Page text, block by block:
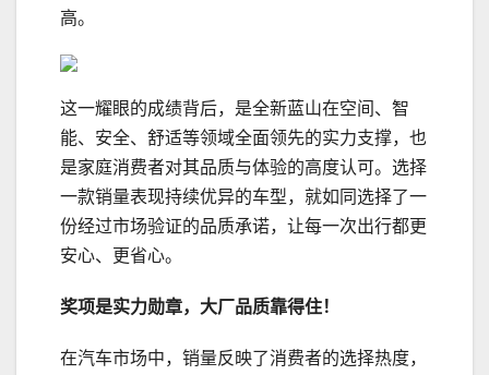
高。
这一耀眼的成绩背后，是全新蓝山在空间、智
能、安全、舒适等领域全面领先的实力支撑，也
是家庭消费者对其品质与体验的高度认可。选择
一款销量表现持续优异的车型，就如同选择了一
份经过市场验证的品质承诺，让每一次出行都更
安心、更省心。
奖项是实力勋章，大厂品质靠得住！
在汽车市场中，销量反映了消费者的选择热度，